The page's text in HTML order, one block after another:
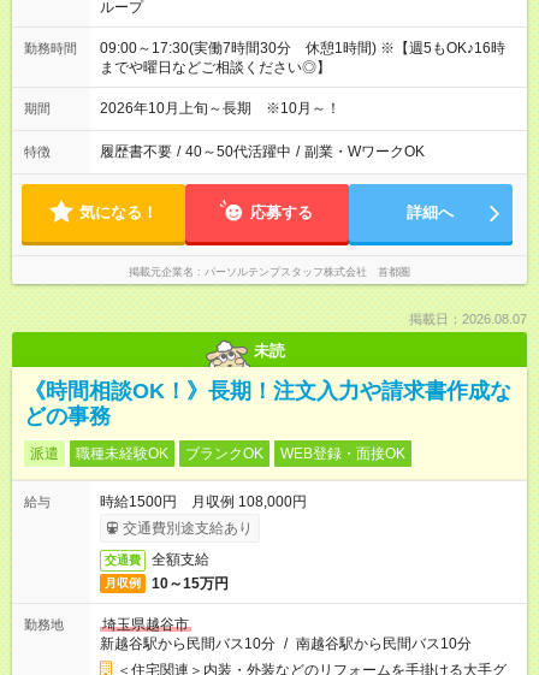
ループ
勤務時間
09:00～17:30(実働7時間30分 休憩1時間) ※【週5もOK♪16時
までや曜日などご相談ください◎】
期間 2026年10月上旬～長期 ※10月～！
特徴 履歴書不要 / 40～50代活躍中 / 副業・WワークOK
気になる！ 応募する 詳細へ
掲載元企業名 パーソルテンプスタッフ株式会社 首都圏
掲載日：2026.08.07
未読
《時間相談OK！》長期！注文入力や請求書作成な
どの事務
派遣 職種未経験OK ブランクOK WEB登録・面接OK
給与
時給1500円 月収例 108,000円
交通費別途支給あり
交通費 全額支給
月収例 10～15万円
勤務地
埼玉県越谷市
新越谷駅から民間バス10分 / 南越谷駅から民間バス10分
＜住宅関連＞内装・外装などのリフォームを手掛ける大手グ